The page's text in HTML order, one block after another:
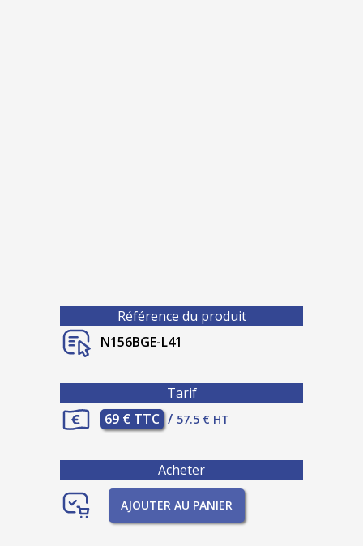
Référence du produit
N156BGE-L41
Tarif
69 € TTC / 57.5 € HT
Acheter
AJOUTER AU PANIER